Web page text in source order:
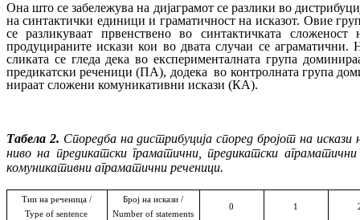
Она што се забележува на дијаграмот се раз­ли­ки во
на синтактички еди­ни­ци и граматичност на исказот. Овие
се раз­ликуваат првенствено во синтактичката сло­женост
продуцираните искази кои во двата случаи се аграматични.
сликата се гледа дека во експери­мен­тал­на­та група
предикатски ре­че­ни­ци (ПА), додека во контролната група
ни­раат сложени комуникативни искази (КА).
Табела 2. Споредба на дистрибуција според бро­јот на искази
ниво на предикатски гра­ма­тични, предикатски
ко­му­ни­ка­тивни аграматични реченици.
Тип на реченица /
Type of sentence
Број на искази /
Number of statements
0 1